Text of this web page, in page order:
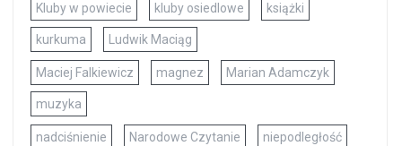
Kluby w powiecie kluby osiedlowe książki
kurkuma Ludwik Maciąg
Maciej Falkiewicz magnez Marian Adamczyk
muzyka
nadciśnienie Narodowe Czytanie niepodległość